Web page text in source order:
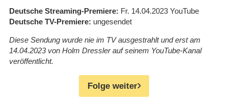
Deutsche Streaming-Premiere Fr. 14.04.2023 YouTube
Deutsche TV-Premiere ungesendet
Diese Sendung wurde nie im TV ausgestrahlt und erst am
14.04.2023 von Holm Dressler auf seinem YouTube-Kanal
veröffentlicht.
Folge weiter